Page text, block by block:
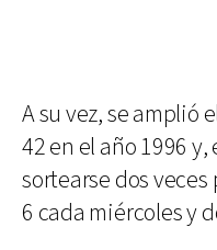
A su vez, se amplió
42 en el año 1996
sortearse dos
6 cada miércoles y